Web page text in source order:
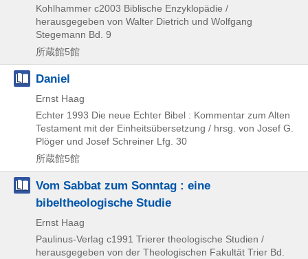
Kohlhammer c2003 Biblische Enzyklopädie /
herausgegeben von Walter Dietrich und Wolfgang
Stegemann Bd. 9
所蔵館5館
Daniel
Ernst Haag
Echter 1993 Die neue Echter Bibel : Kommentar zum Alten
Testament mit der Einheitsübersetzung / hrsg. von Josef G.
Plöger und Josef Schreiner Lfg. 30
所蔵館5館
Vom Sabbat zum Sonntag : eine
bibeltheologische Studie
Ernst Haag
Paulinus-Verlag c1991 Trierer theologische Studien /
herausgegeben von der Theologischen Fakultät Trier Bd.